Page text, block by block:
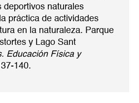
deportivos naturales
práctica de actividades
en la naturaleza. Parque
y Lago Sant
Educación Física y
140.